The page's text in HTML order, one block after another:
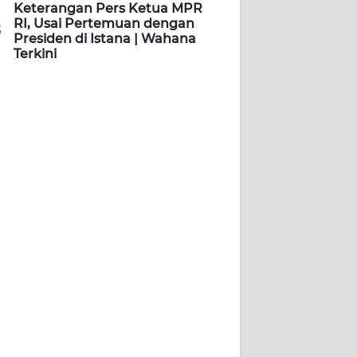
Keterangan Pers Ketua MPR
RI, Usai Pertemuan dengan
Presiden di Istana | Wahana
Terkini